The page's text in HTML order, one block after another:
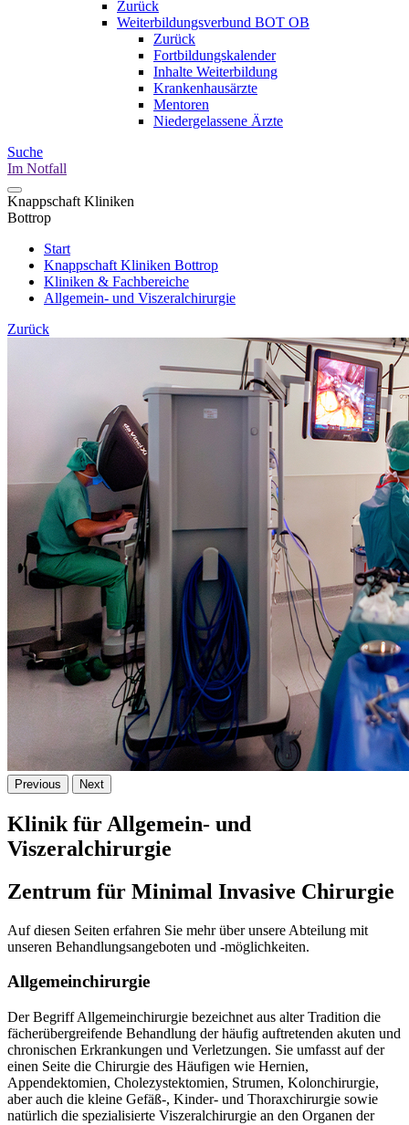
Zurück
Weiterbildungsverbund BOT OB
Zurück
Fortbildungskalender
Inhalte Weiterbildung
Krankenhausärzte
Mentoren
Niedergelassene Ärzte
Suche
Im Notfall
Knappschaft Kliniken
Bottrop
Start
Knappschaft Kliniken Bottrop
Kliniken & Fachbereiche
Allgemein- und Viszeralchirurgie
Zurück
Previous Next
Klinik für Allgemein- und
Viszeralchirurgie
Zentrum für Minimal Invasive Chirurgie
Auf diesen Seiten erfahren Sie mehr über unsere Abteilung mit
unseren Behandlungsangeboten und -möglichkeiten.
Allgemeinchirurgie
Der Begriff Allgemeinchirurgie bezeichnet aus alter Tradition die
fächerübergreifende Behandlung der häufig auftretenden akuten und
chronischen Erkrankungen und Verletzungen. Sie umfasst auf der
einen Seite die Chirurgie des Häufigen wie Hernien,
Appendektomien, Cholezystektomien, Strumen, Kolonchirurgie,
aber auch die kleine Gefäß-, Kinder- und Thoraxchirurgie sowie
natürlich die spezialisierte Viszeralchirurgie an den Organen der